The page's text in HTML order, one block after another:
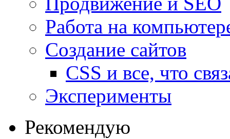
Работа на
Создание сайтов
CSS и все, что
Эксперименты
Рекомендую